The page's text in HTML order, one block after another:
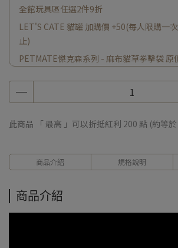
全館玩具區任選2件9折
LET'S CATE 貓罐 加購價 +50(每人限購一
止)
PETMATE傑克森系列 - 麻布貓草拳擊袋 原
此商品 「 最高 」可以折抵紅利 200 點 (約等於
商品介紹 規格說明
商品介紹